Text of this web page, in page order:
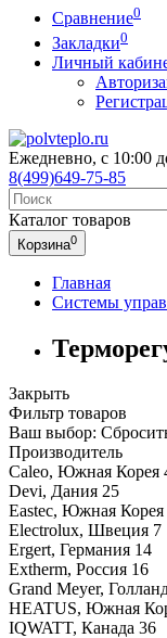
Сравнение0
Закладки0
Личный
Ежедневно, с 10:00
8(499)649-75-85
Каталог товаров
Корзина0
Главная
Системы
Закрыть
Фильтр товаров
Ваш выбор:
Производитель
Caleo, Южная Корея
Devi, Дания 25
Eastec, Южная Корея
Electrolux, Швеция 7
Ergert, Германия 14
Extherm, Россия 16
Grand Meyer,
HEATUS, Южная
IQWATT, Канада 36